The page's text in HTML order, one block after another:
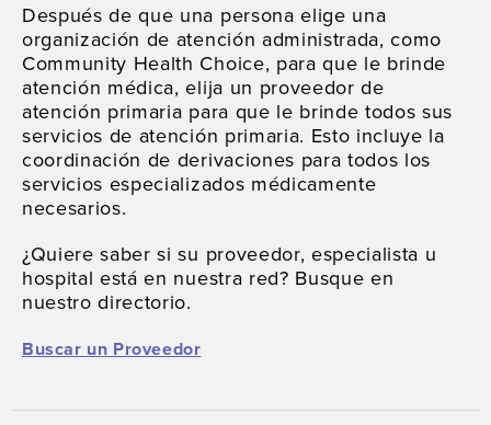
Después de que una persona elige una
organización de atención administrada, como
Community Health Choice, para que le brinde
atención médica, elija un proveedor de
atención primaria para que le brinde todos sus
servicios de atención primaria. Esto incluye la
coordinación de derivaciones para todos los
servicios especializados médicamente
necesarios.
¿Quiere saber si su proveedor, especialista u
hospital está en nuestra red? Busque en
nuestro directorio.
Buscar un Proveedor